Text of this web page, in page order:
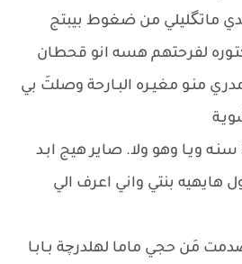
ماتگليلي من ضغوط بيبتج
لفرحتهم هسه انو قحطان
منـو مغيـره البـارحة وصلتَ بي
هاي صـارلي فوگ ال22 سنـه ويـا وهو ولا. صاير هيج ابـد
بنتي واني اعرف الي
مَن حجي ماما لهلدرچة بـابـا